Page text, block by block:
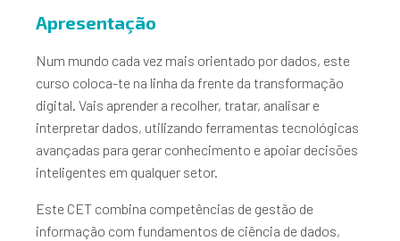
Apresentação
Num mundo cada vez mais orientado por dados, este
curso coloca-te na linha da frente da transformação
digital. Vais aprender a recolher, tratar, analisar e
interpretar dados, utilizando ferramentas tecnológicas
avançadas para gerar conhecimento e apoiar decisões
inteligentes em qualquer setor.
Este CET combina competências de gestão de
informação com fundamentos de ciência de dados,